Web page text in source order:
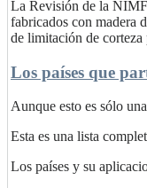
La Revisión de la NIMF
fabricados con madera
de limitación de
Los países que
Aunque esto es sólo
Esta es una lista
Los países y su